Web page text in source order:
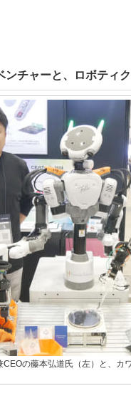
ンチャーと、ロボティ
の藤本弘道氏（左）と、カ